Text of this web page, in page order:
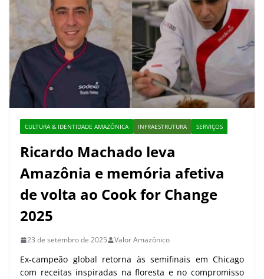
CULTURA & IDENTIDADE AMAZÔNICA INFRAESTRUTURA SERVIÇOS
Ricardo Machado leva
Amazônia e memória afetiva
de volta ao Cook for Change
2025
23 de setembro de 2025 Valor Amazônico
Ex-campeão global retorna às semifinais em Chicago
com receitas inspiradas na floresta e no compromisso